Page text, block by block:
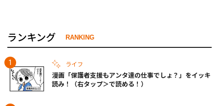
ランキング RANKING
ライフ
漫画「保護者支援もアンタ達の仕事でしょ？」をイッキ
読み！（右タップ＞で読める！）